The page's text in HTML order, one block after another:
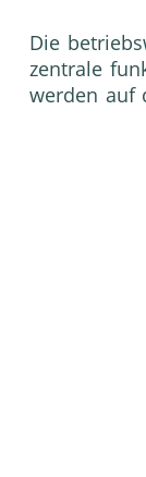
Die
zentrale
werden auf